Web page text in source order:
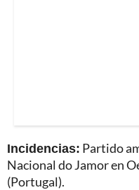
Incidencias: Partido
Nacional do Jamor en
(Portugal).